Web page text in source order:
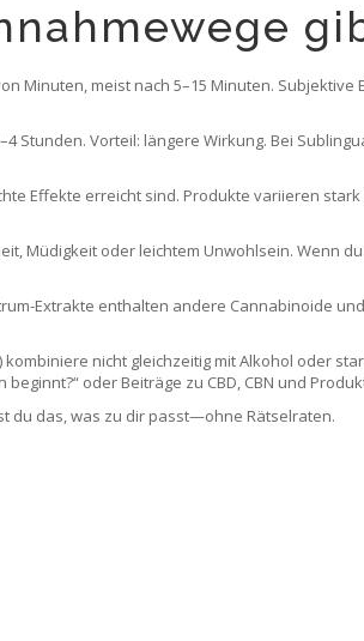
Minuten, meist nach 5–15 Minuten. Subjektive
Stunden. Vorteil: längere Wirkung. Bei
Effekte erreicht sind. Produkte variieren
Müdigkeit oder leichtem Unwohlsein. Wenn
Extrakte enthalten andere Cannabinoide
nicht gleichzeitig mit Alkohol oder
oder Beiträge zu CBD, CBN und
du das, was zu dir passt—ohne Rätselraten.